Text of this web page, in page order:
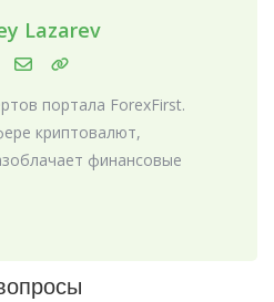
Lazarev
портала ForexFirst.
криптовалют,
финансовые